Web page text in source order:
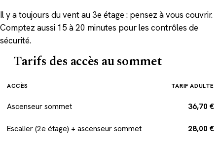
Il y a toujours du vent au 3e étage : pensez à vous couvrir.
Comptez aussi 15 à 20 minutes pour les contrôles de
sécurité.
Tarifs des accès au sommet
ACCÈS TARIF ADULTE
Ascenseur sommet 36,70 €
Escalier (2e étage) + ascenseur sommet 28,00 €